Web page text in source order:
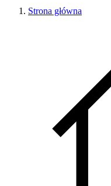
Strona główna